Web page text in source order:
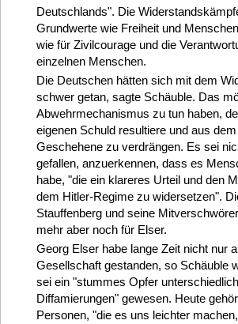
Deutschlands". Die
Grundwerte wie Freiheit und
wie für Zivilcourage und die
einzelnen Menschen.
Die Deutschen hätten sich mit dem
schwer getan, sagte Schäuble. Das
Abwehrmechanismus zu tun haben,
eigenen Schuld resultiere und aus
Geschehene zu verdrängen. Es sei
gefallen, anzuerkennen, dass es
habe, "die ein klareres Urteil und den
dem Hitler-Regime zu widersetzen".
Stauffenberg und seine
mehr aber noch für Elser.
Georg Elser habe lange Zeit nicht nur
Gesellschaft gestanden, so Schäuble
sei ein "stummes Opfer
Diffamierungen" gewesen. Heute
Personen, "die es uns leichter